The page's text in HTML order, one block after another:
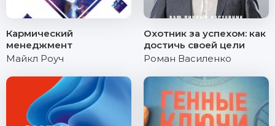
Кармический
менеджмент
Майкл Роуч
Охотник за успехом: как
достичь своей цели
Роман Василенко